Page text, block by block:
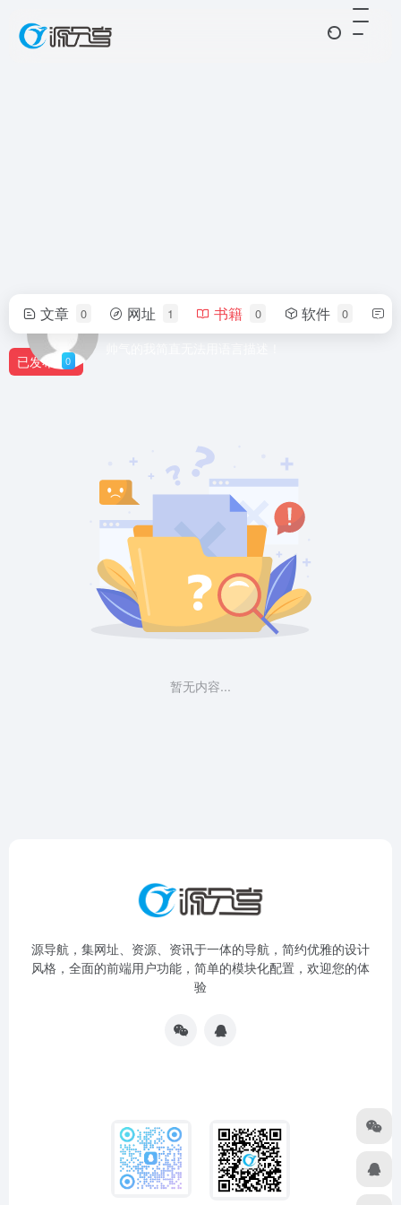
LengYu.
文章 0 网址 1 书籍 0 软件 0
已发布 0
暂无内容...
源导航，集网址、资源、资讯于一体的导航，简约优雅的设计
风格，全面的前端用户功能，简单的模块化配置，欢迎您的体
验